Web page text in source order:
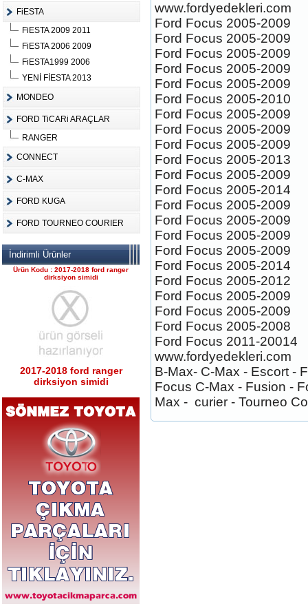
FiESTA
FiESTA 2009 2011
FiESTA 2006 2009
FiESTA1999 2006
YENİ FİESTA 2013
MONDEO
FORD TiCARi ARAÇLAR
RANGER
CONNECT
C-MAX
FORD KUGA
FORD TOURNEO COURIER
İndirimli Ürünler
Ürün Kodu :
FORD CONNECT ÇIKMA
ÇELİK JANT CANT
komple motor
2017-2018 ford ranger 2.2
komple motor
Ürün Kodu : 2017-2018 ford ranger
dirksiyon simidi
2017-2018 ford ranger
dirksiyon simidi
sol tabla
2017-2018 ford ranger sağ
sol tabla
Ürün Kodu : 2017-2018 ford ranger arka
www.fordyedekleri.com
Ford Focus 2005-2009
Ford Focus 2005-2009
Ford Focus 2005-2009
Ford Focus 2005-2009
Ford Focus 2005-2009
Ford Focus 2005-2010
Ford Focus 2005-2009
Ford Focus 2005-2009
Ford Focus 2005-2009
Ford Focus 2005-2013
Ford Focus 2005-2009
Ford Focus 2005-2014
Ford Focus 2005-2009
Ford Focus 2005-2009
Ford Focus 2005-2009
Ford Focus 2005-2009
Ford Focus 2005-2014
Ford Focus 2005-2012
Ford Focus 2005-2009
Ford Focus 2005-2009
Ford Focus 2005-2008
Ford Focus 2011-20014
www.fordyedekleri.com
B-Max- C-Max - Escort -
Focus C-Max - Fusion -
Max - curier - Tourneo